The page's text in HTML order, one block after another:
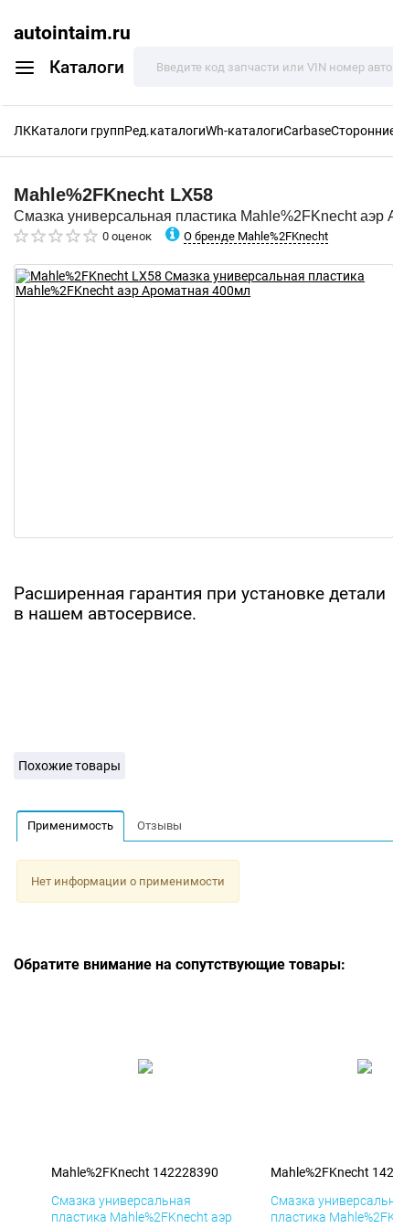
autointaim.ru
Каталоги
ЛККаталоги группРед.каталогиWh-каталогиCarbase
Mahle%2FKnecht LX58
Смазка универсальная пластика Mahle%2FKnecht
0 оценок О бренде Mahle%2FKnecht
Расширенная гарантия при установке детали
в нашем автосервисе.
Похожие товары
Применимость Отзывы
Нет информации о применимости
Обратите внимание на сопутствующие товары:
Mahle%2FKnecht 142228390
Смазка универсальная
пластика Mahle%2FKnecht аэр
Mahle%2FKnecht
Смазка
пластика